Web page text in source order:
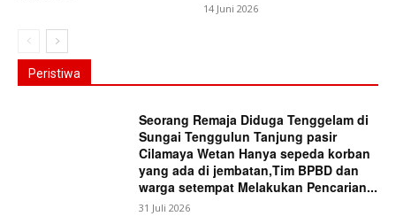
14 Juni 2026
Peristiwa
Seorang Remaja Diduga Tenggelam di
Sungai Tenggulun Tanjung pasir
Cilamaya Wetan Hanya sepeda korban
yang ada di jembatan,Tim BPBD dan
warga setempat Melakukan Pencarian...
31 Juli 2026